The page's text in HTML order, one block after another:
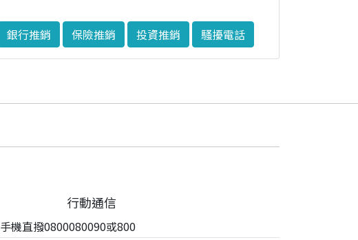
銀行推銷 保險推銷 投資推銷
騷擾電話
行動通信
手機直撥0800080090或800